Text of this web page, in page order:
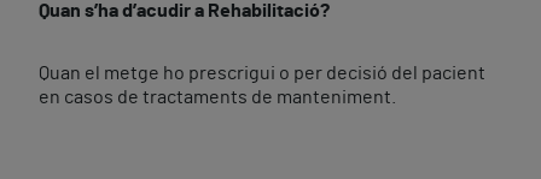
Quan s’ha d’acudir a Rehabilitació?
Quan el metge ho prescrigui o per decisió del pacient
en casos de tractaments de manteniment.